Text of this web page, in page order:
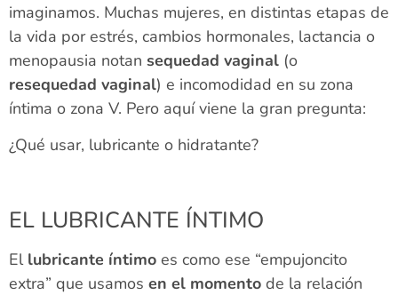
imaginamos. Muchas mujeres, en distintas etapas de
la vida por estrés, cambios hormonales, lactancia o
menopausia notan sequedad vaginal (o
resequedad vaginal) e incomodidad en su zona
íntima o zona V. Pero aquí viene la gran pregunta:
¿Qué usar, lubricante o hidratante?
EL LUBRICANTE ÍNTIMO
El lubricante íntimo es como ese “empujoncito
extra” que usamos en el momento de la relación